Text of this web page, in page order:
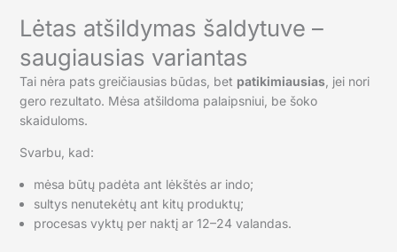
Lėtas atšildymas šaldytuve –
saugiausias variantas
Tai nėra pats greičiausias būdas, bet patikimiausias, jei nori
gero rezultato. Mėsa atšildoma palaipsniui, be šoko
skaiduloms.
Svarbu, kad:
mėsa būtų padėta ant lėkštės ar indo;
sultys nenutekėtų ant kitų produktų;
procesas vyktų per naktį ar 12–24 valandas.